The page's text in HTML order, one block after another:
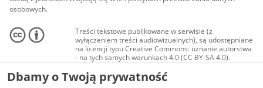
osobowych.
Treści tekstowe publikowane w serwisie (z
wyłączeniem treści audiowizualnych), są udostępniane
na licencji typu Creative Commons: uznanie autorstwa
- na tych samych warunkach 4.0 (CC BY-SA 4.0).
Materiały audiowizualne, w tym zdjęcia, materiały
audio i wideo, są udostępniane na licencji typu
Creative Commons: uznanie autorstwa użycie
Dbamy o Twoją prywatność